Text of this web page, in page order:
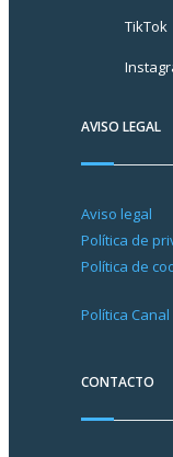
TikTok
AVISO LEGAL
Aviso legal
Política de
Política de
Política
CONTACTO